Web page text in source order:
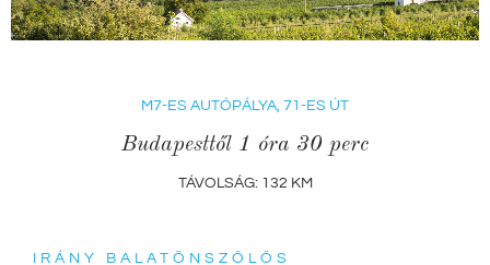
M7-ES AUTÓPÁLYA, 71-ES ÚT
Budapesttől 1 óra 30 perc
TÁVOLSÁG: 132 KM
IRÁNY BALATÖNSZŐLŐS